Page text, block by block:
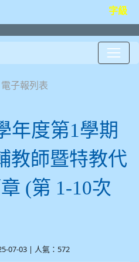
字級
電子報列表
年度第1學期
教師暨特教代
(第 1-10次
07-03 | 人氣：572